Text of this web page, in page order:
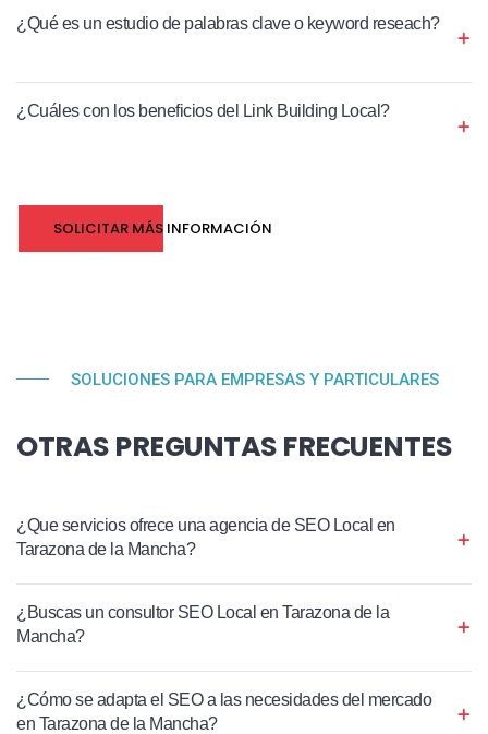
¿Qué es un estudio de palabras clave o keyword reseach?
¿Cuáles con los beneficios del Link Building Local?
SOLICITAR MÁS INFORMACIÓN
SOLUCIONES PARA EMPRESAS Y PARTICULARES
OTRAS PREGUNTAS FRECUENTES
¿Que servicios ofrece una agencia de SEO Local en
Tarazona de la Mancha?
¿Buscas un consultor SEO Local en Tarazona de la
Mancha?
¿Cómo se adapta el SEO a las necesidades del mercado
en Tarazona de la Mancha?